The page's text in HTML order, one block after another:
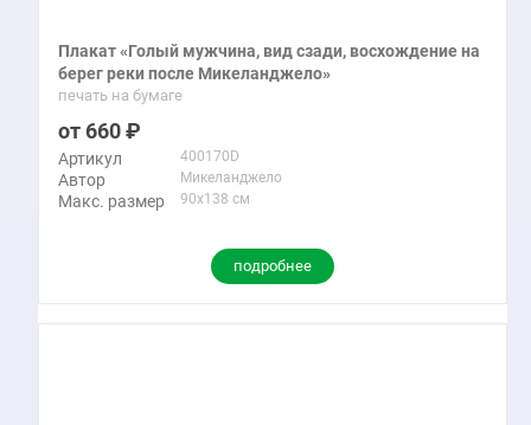
Плакат «Голый мужчина, вид сзади, восхождение на
берег реки после Микеланджело»
печать на бумаге
660
Артикул 400170D
Автор Микеланджело
Макс. размер 90x138 см
подробнее